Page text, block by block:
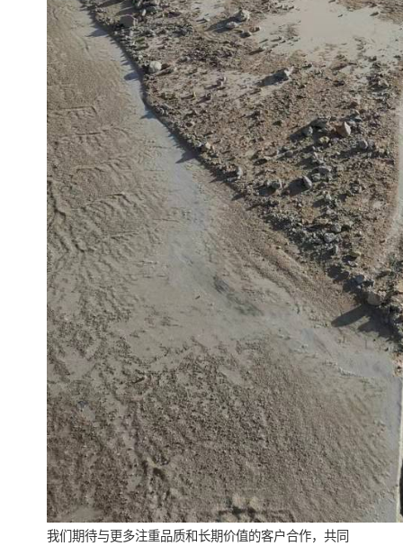
我们期待与更多注重品质和长期价值的客户合作，共同